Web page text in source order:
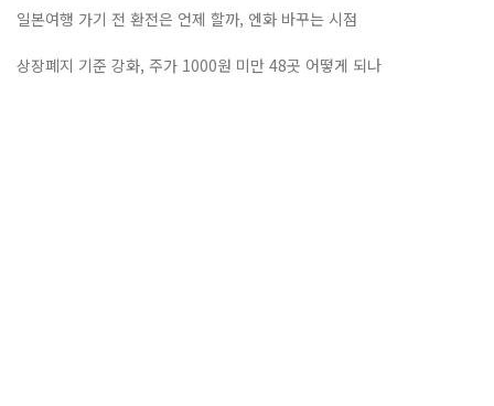
일본여행 가기 전 환전은 언제 할까, 엔화 바꾸는 시점
상장폐지 기준 강화, 주가 1000원 미만 48곳 어떻게 되나